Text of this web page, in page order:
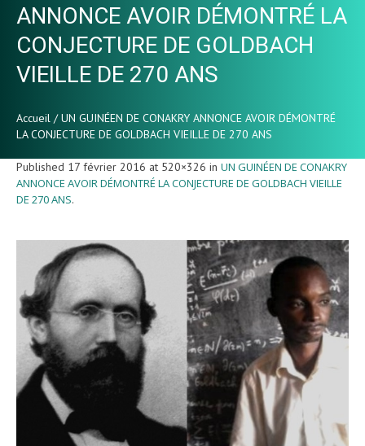
ANNONCE AVOIR DÉMONTRÉ LA
CONJECTURE DE GOLDBACH
VIEILLE DE 270 ANS
Accueil /UN GUINÉEN DE CONAKRY ANNONCE AVOIR DÉMONTRÉ
LA CONJECTURE DE GOLDBACH VIEILLE DE 270 ANS
Published 17 février 2016 at 520×326 in UN GUINÉEN DE CONAKRY
ANNONCE AVOIR DÉMONTRÉ LA CONJECTURE DE GOLDBACH VIEILLE
DE 270 ANS.